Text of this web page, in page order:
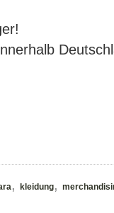
, kleidung,